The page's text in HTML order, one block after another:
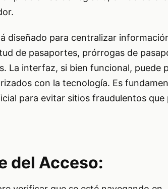
diseñado para centralizar
de pasaportes, prórrogas de
La interfaz, si bien funcional, puede
con la tecnología. Es
para evitar sitios fraudulentos que
del Acceso: